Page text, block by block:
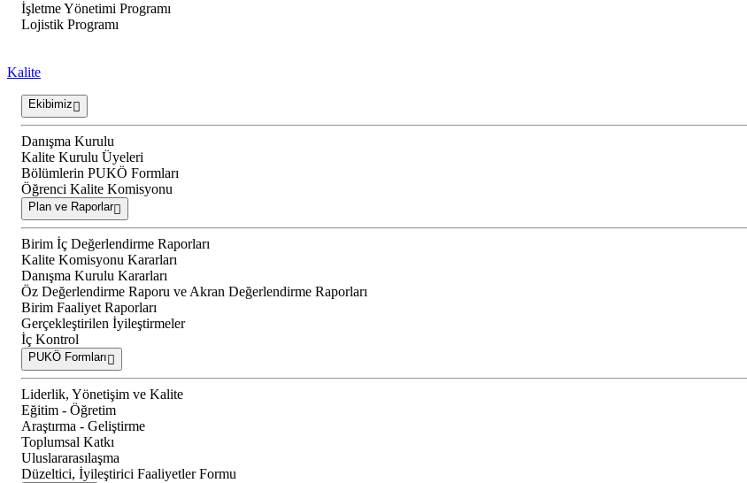
İşletme Yönetimi Programı
Lojistik Programı
Kalite
Ekibimiz
Danışma Kurulu
Kalite Kurulu Üyeleri
Bölümlerin PUKÖ Formları
Öğrenci Kalite Komisyonu
Plan ve Raporlar
Birim İç Değerlendirme Raporları
Kalite Komisyonu Kararları
Danışma Kurulu Kararları
Öz Değerlendirme Raporu ve Akran Değerlendirme Raporları
Birim Faaliyet Raporları
Gerçekleştirilen İyileştirmeler
İç Kontrol
PUKÖ Formları
Liderlik, Yönetişim ve Kalite
Eğitim - Öğretim
Araştırma - Geliştirme
Toplumsal Katkı
Uluslararasılaşma
Düzeltici, İyileştirici Faaliyetler Formu